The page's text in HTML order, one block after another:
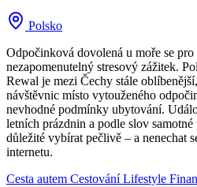
Polsko
Odpočinková dovolená u moře se
nezapomenutelný stresový zážitek.
Rewal je mezi Čechy stále
návštěvnic místo vytouženého
nevhodné podmínky ubytování.
letních prázdnin a podle slov
důležité vybírat pečlivě – a nenechat
internetu.
Cesta autem CestováníLifestyle